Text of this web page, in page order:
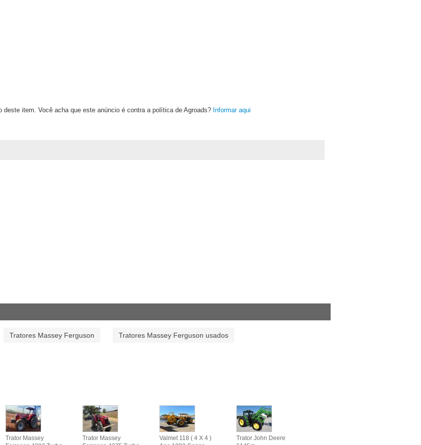
item. Você acha que este anúncio é contra a política de Agroads? Informar aqui
Tratores Massey Ferguson Tratores Massey Ferguson usados
Trator Massey
Trator Massey
Valmet 118 ( 4 X 4 )
Trator John Deere